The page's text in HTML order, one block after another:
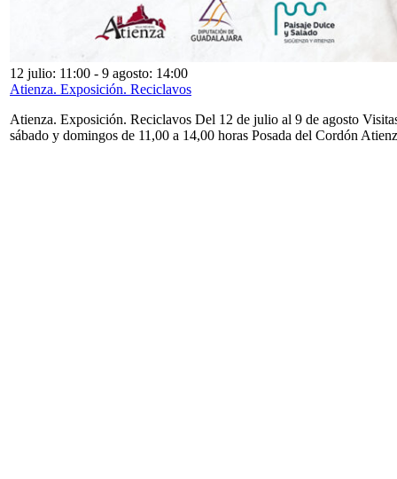
12 julio: 11:00 - 9 agosto: 14:00
Atienza. Exposición. Reciclavos
Atienza. Exposición. Reciclavos Del 12 de julio al 9 de agosto
sábado y domingos de 11,00 a 14,00 horas Posada del Cordón